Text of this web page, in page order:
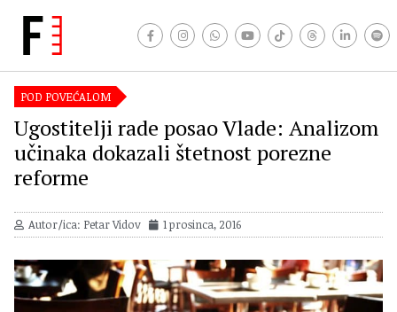
POD POVEĆALOM
Ugostitelji rade posao Vlade: Analizom
učinaka dokazali štetnost porezne
reforme
Autor/ica: Petar Vidov 1 prosinca, 2016